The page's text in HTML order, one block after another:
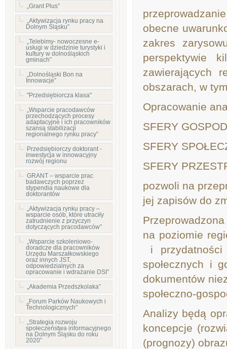
„Grant Plus”
„Aktywizacja rynku pracy na
Dolnym Śląsku”
„Telebimy- nowoczesne e-
usługi w dziedzinie turystyki i
kultury w dolnośląskich
gminach”
„Dolnośląski Bon na
Innowacje”
"Przedsiębiorcza klasa"
„Wsparcie pracodawców
przechodzących procesy
adaptacyjne i ich pracowników
szansą stabilizacji
regionalnego rynku pracy”
Przedsiębiorczy doktorant -
inwestycja w innowacyjny
rozwój regionu
GRANT – wsparcie prac
badawczych poprzez
stypendia naukowe dla
doktorantów
„Aktywizacja rynku pracy –
wsparcie osób, które utraciły
zatrudnienie z przyczyn
dotyczących pracodawców”
„Wsparcie szkoleniowo-
doradcze dla pracowników
Urzędu Marszałkowskiego
oraz innych JST,
odpowiedzialnych za
opracowanie i wdrażanie DSI”
„Akademia Przedszkolaka”
„Forum Parków Naukowych i
Technologicznych”
„Strategia rozwoju
społeczeństwa informacyjnego
na Dolnym Śląsku do roku
2020”
obecne
zakres
perspektywie
zawierających
obszarach, w
Opracowanie
SFERY
SFERY
SFERY
pozwoli na
jej zapisów do
na poziomie
i przydatności
społecznych i
dokumentów
społeczno-
Analizy będą
koncepcje
(prognozy)